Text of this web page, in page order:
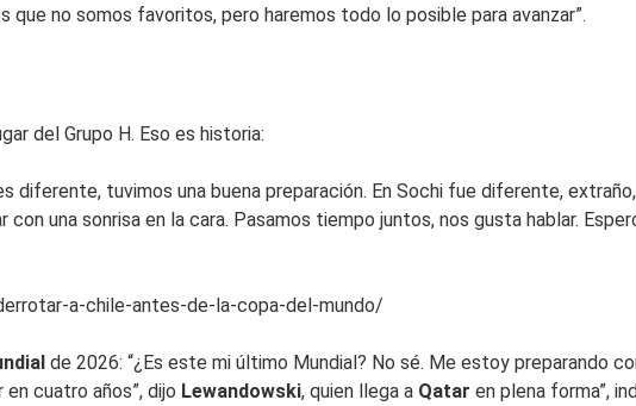
que no somos favoritos, pero haremos todo lo posible para avanzar”.
del Grupo H. Eso es historia:
diferente, tuvimos una buena preparación. En Sochi fue diferente,
una sonrisa en la cara. Pasamos tiempo juntos, nos gusta hablar.
a-chile-antes-de-la-copa-del-mundo/
de 2026: “¿Es este mi último Mundial? No sé. Me estoy preparando
cuatro años”, dijo Lewandowski, quien llega a Qatar en plena forma”,